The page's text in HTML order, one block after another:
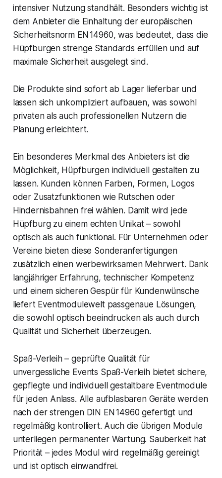
intensiver Nutzung standhält. Besonders wichtig ist
dem Anbieter die Einhaltung der europäischen
Sicherheitsnorm EN 14960, was bedeutet, dass die
Hüpfburgen strenge Standards erfüllen und auf
maximale Sicherheit ausgelegt sind.
Die Produkte sind sofort ab Lager lieferbar und
lassen sich unkompliziert aufbauen, was sowohl
privaten als auch professionellen Nutzern die
Planung erleichtert.
Ein besonderes Merkmal des Anbieters ist die
Möglichkeit, Hüpfburgen individuell gestalten zu
lassen. Kunden können Farben, Formen, Logos
oder Zusatzfunktionen wie Rutschen oder
Hindernisbahnen frei wählen. Damit wird jede
Hüpfburg zu einem echten Unikat – sowohl
optisch als auch funktional. Für Unternehmen oder
Vereine bieten diese Sonderanfertigungen
zusätzlich einen werbewirksamen Mehrwert. Dank
langjähriger Erfahrung, technischer Kompetenz
und einem sicheren Gespür für Kundenwünsche
liefert Eventmodulewelt passgenaue Lösungen,
die sowohl optisch beeindrucken als auch durch
Qualität und Sicherheit überzeugen.
Spaß-Verleih – geprüfte Qualität für
unvergessliche Events Spaß-Verleih bietet sichere,
gepflegte und individuell gestaltbare Eventmodule
für jeden Anlass. Alle aufblasbaren Geräte werden
nach der strengen DIN EN 14960 gefertigt und
regelmäßig kontrolliert. Auch die übrigen Module
unterliegen permanenter Wartung. Sauberkeit hat
Priorität – jedes Modul wird regelmäßig gereinigt
und ist optisch einwandfrei.